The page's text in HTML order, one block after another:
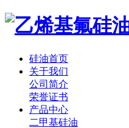
硅油首页
关于我们
公司简介
荣誉证书
产品中心
二甲基硅油